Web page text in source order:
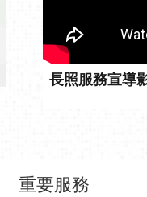
長照服務宣導
重要服務